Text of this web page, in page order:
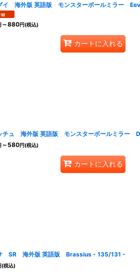
イ 海外版 英語版 モンスターボールミラー
～880円(税込)
カートに入れる
チュ 海外版 英語版 モンスターボールミラー
～580円(税込)
カートに入れる
SR 海外版 英語版 Brassius - 135/131 -
(税込)